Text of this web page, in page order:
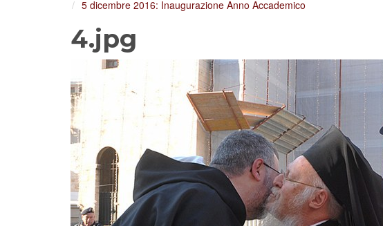
5 dicembre 2016: Inaugurazione Anno Accademico
4.jpg